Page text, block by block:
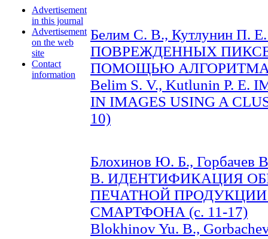
Advertisement
in this journal
Advertisement
on the web
site
Contact
information
Белим С. В., Кутлунин
ПОВРЕЖДЕННЫХ
ПОМОЩЬЮ АЛГОРИТМА
Belim S. V., Kutlunin P. E.
IN IMAGES USING A
10)
Блохинов Ю. Б., Горбачев
В. ИДЕНТИФИКАЦИЯ
ПЕЧАТНОЙ
СМАРТФОНА (c. 11-17)
Blokhinov Yu. B.,